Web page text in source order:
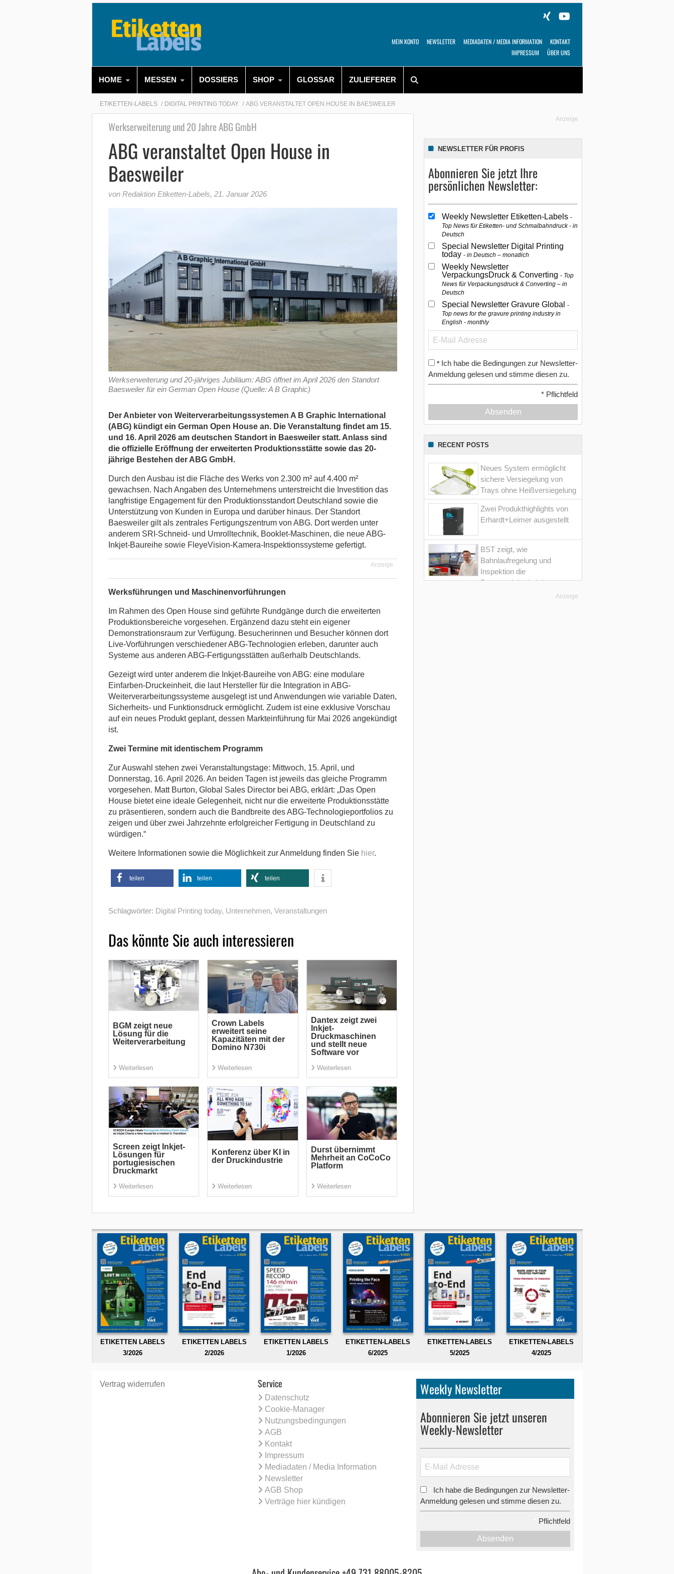
MEIN KONTO NEWSLETTER MEDIADATEN / MEDIA INFORMATION
KONTAKT
IMPRESSUM
ÜBER UNS
HOME MESSEN DOSSIERS SHOP GLOSSAR ZULIEFERER
ETIKETTEN-LABELS DIGITAL PRINTING TODAY ABG VERANSTALTET OPEN HOUSE IN BAESWEILER
Werkserweiterung und 20 Jahre ABG GmbH
ABG veranstaltet Open House in
Baesweiler
von Redaktion Etiketten-Labels, 21. Januar 2026
Werkserweiterung und 20-jähriges Jubiläum: ABG öffnet im April 2026 den Standort
Baesweiler für ein German Open House (Quelle: A B Graphic)
Der Anbieter von Weiterverarbeitungssystemen A B Graphic International
(ABG) kündigt ein German Open House an. Die Veranstaltung findet am 15.
und 16. April 2026 am deutschen Standort in Baesweiler statt. Anlass sind
die offizielle Eröffnung der erweiterten Produktionsstätte sowie das 20-
jährige Bestehen der ABG GmbH.
Durch den Ausbau ist die Fläche des Werks von 2.300 m² auf 4.400 m²
gewachsen. Nach Angaben des Unternehmens unterstreicht die Investition das
langfristige Engagement für den Produktionsstandort Deutschland sowie die
Unterstützung von Kunden in Europa und darüber hinaus. Der Standort
Baesweiler gilt als zentrales Fertigungszentrum von ABG. Dort werden unter
anderem SRI-Schneid- und Umrolltechnik, Booklet-Maschinen, die neue ABG-
Inkjet-Baureihe sowie FleyeVision-Kamera-Inspektionssysteme gefertigt.
Anzeige
Werksführungen und Maschinenvorführungen
Im Rahmen des Open House sind geführte Rundgänge durch die erweiterten
Produktionsbereiche vorgesehen. Ergänzend dazu steht ein eigener
Demonstrationsraum zur Verfügung. Besucherinnen und Besucher können dort
Live-Vorführungen verschiedener ABG-Technologien erleben, darunter auch
Systeme aus anderen ABG-Fertigungsstätten außerhalb Deutschlands.
Gezeigt wird unter anderem die Inkjet-Baureihe von ABG: eine modulare
Einfarben-Druckeinheit, die laut Hersteller für die Integration in ABG-
Weiterverarbeitungssysteme ausgelegt ist und Anwendungen wie variable Daten,
Sicherheits- und Funktionsdruck ermöglicht. Zudem ist eine exklusive Vorschau
auf ein neues Produkt geplant, dessen Markteinführung für Mai 2026 angekündigt
ist.
Zwei Termine mit identischem Programm
Zur Auswahl stehen zwei Veranstaltungstage: Mittwoch, 15. April, und
Donnerstag, 16. April 2026. An beiden Tagen ist jeweils das gleiche Programm
vorgesehen. Matt Burton, Global Sales Director bei ABG, erklärt: „Das Open
House bietet eine ideale Gelegenheit, nicht nur die erweiterte Produktionsstätte
zu präsentieren, sondern auch die Bandbreite des ABG-Technologieportfolios zu
zeigen und über zwei Jahrzehnte erfolgreicher Fertigung in Deutschland zu
würdigen.“
Weitere Informationen sowie die Möglichkeit zur Anmeldung finden Sie hier.
teilen teilen teilen
Schlagwörter: Digital Printing today, Unternehmen, Veranstaltungen
Das könnte Sie auch interessieren
BGM zeigt neue
Lösung für die
Weiterverarbeitung
Weiterlesen
Crown Labels
erweitert seine
Kapazitäten mit der
Domino N730i
Weiterlesen
Dantex zeigt zwei
Inkjet-
Druckmaschinen
und stellt neue
Software vor
Weiterlesen
Screen zeigt Inkjet-
Lösungen für
portugiesischen
Druckmarkt
Weiterlesen
Konferenz über KI in
der Druckindustrie
Weiterlesen
Durst übernimmt
Mehrheit an CoCoCo
Platform
Weiterlesen
Anzeige
NEWSLETTER FÜR PROFIS
Abonnieren Sie jetzt Ihre
persönlichen Newsletter:
Weekly Newsletter Etiketten-Labels
Top News für Etiketten- und Schmalbahndruck - in
Deutsch
Special Newsletter Digital Printing
today in Deutsch – monatlich
Weekly Newsletter
VerpackungsDruck & Converting Top
News für Verpackungsdruck & Converting – in
Deutsch
Special Newsletter Gravure Global
Top news for the gravure printing industry in
English - monthly
* Ich habe die Bedingungen zur Newsletter-
Anmeldung gelesen und stimme diesen zu.
* Pflichtfeld
Absenden
RECENT POSTS
Neues System ermöglicht
sichere Versiegelung von
Trays ohne Heißversiegelung
Zwei Produkthighlights von
Erhardt+Leimer ausgestellt
BST zeigt, wie
Bahnlaufregelung und
Inspektion die
Prozesssicherheit im
Anzeige
ETIKETTEN LABELS
3/2026
ETIKETTEN LABELS
2/2026
ETIKETTEN LABELS
1/2026
ETIKETTEN-LABELS
6/2025
ETIKETTEN-LABELS
5/2025
ETIKETTEN-LABELS
4/2025
Vertrag widerrufen Service
Datenschutz
Cookie-Manager
Nutzungsbedingungen
AGB
Kontakt
Impressum
Mediadaten / Media Information
Newsletter
AGB Shop
Verträge hier kündigen
Weekly Newsletter
Abonnieren Sie jetzt unseren
Weekly-Newsletter
Ich habe die Bedingungen zur Newsletter-
Anmeldung gelesen und stimme diesen zu.
Pflichtfeld
Absenden